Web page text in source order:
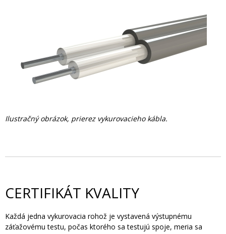
Ilustračný obrázok, prierez vykurovacieho kábla.
CERTIFIKÁT KVALITY
Každá jedna vykurovacia rohož je vystavená výstupnému
záťažovému testu, počas ktorého sa testujú spoje, meria sa